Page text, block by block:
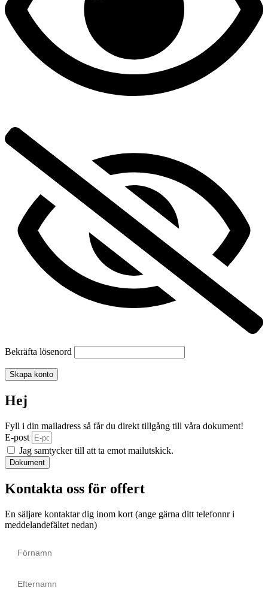
Bekräfta lösenord
Skapa konto
Hej
Fyll i din mailadress så får du direkt tillgång till våra dokument!
E-post
Jag samtycker till att ta emot mailutskick.
Dokument
Kontakta oss för offert
En säljare kontaktar dig inom kort (ange gärna ditt telefonnr i
meddelandefältet nedan)